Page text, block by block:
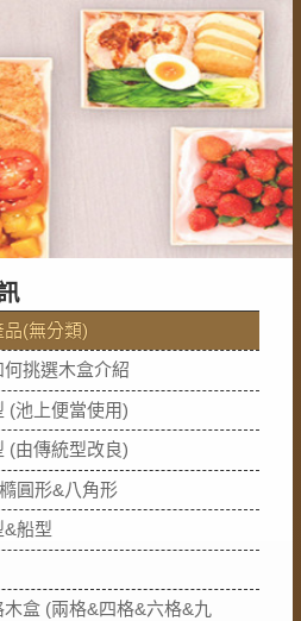
品(無分類)
何挑選木盒介紹
(池上便當使用)
(由傳統型改良)
圓形&八角形
&船型
木盒 (兩格&四格&六格&九
直接來電專屬人員馬上為您服